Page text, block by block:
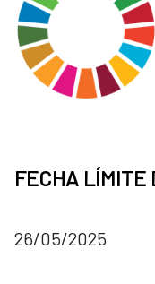
FECHA LÍMITE
26/05/2025